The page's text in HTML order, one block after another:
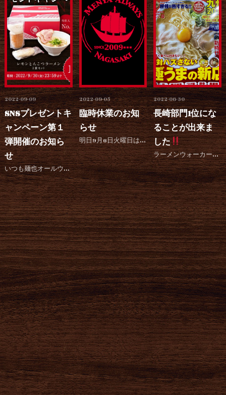
2022-09-09
SNSプレゼントキ
ャンペーン第１
弾開催のお知ら
せ
いつも麺也オールウェイズをご愛顧いただき、誠にありがとうございます。 2020年よりネットショップで販...
2022-09-05
臨時休業のお知
らせ
明日9月6日火曜日はココウォーク店以外の店舗を台風11号の接近に伴いお客様、スタッフの安全を考慮して臨...
2022-06-30
長崎部門1位にな
ることが出来ま
した
ラーメンウォーカー九州2022長崎部門1位になることが出来ました
2022-01-15
2020-08-11
新型コロナウィ
ルスによる感染
症予防対策によ
る臨時...
今年の夏は本店、長与店共に8月12日水曜日より8月31日まで臨時休業とさせていただきます。 アミュプラ...
2020-05-01